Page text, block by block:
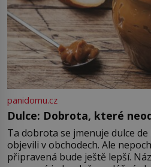
panidomu.cz
Dulce: Dobrota, které
Ta dobrota se jmenuje dulce
objevili v obchodech. Ale
připravená bude ještě lepší.